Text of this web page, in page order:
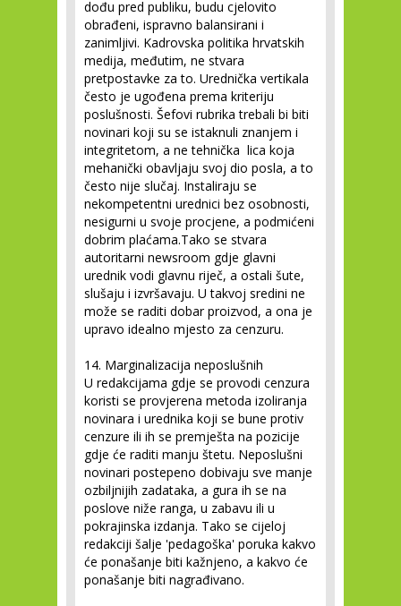
dođu pred publiku, budu cjelovito
obrađeni, ispravno balansirani i
zanimljivi. Kadrovska politika hrvatskih
medija, međutim, ne stvara
pretpostavke za to. Urednička vertikala
često je ugođena prema kriteriju
poslušnosti. Šefovi rubrika trebali bi biti
novinari koji su se istaknuli znanjem i
integritetom, a ne tehnička lica koja
mehanički obavljaju svoj dio posla, a to
često nije slučaj. Instaliraju se
nekompetentni urednici bez osobnosti,
nesigurni u svoje procjene, a podmićeni
dobrim plaćama.Tako se stvara
autoritarni newsroom gdje glavni
urednik vodi glavnu riječ, a ostali šute,
slušaju i izvršavaju. U takvoj sredini ne
može se raditi dobar proizvod, a ona je
upravo idealno mjesto za cenzuru.
14. Marginalizacija neposlušnih
U redakcijama gdje se provodi cenzura
koristi se provjerena metoda izoliranja
novinara i urednika koji se bune protiv
cenzure ili ih se premješta na pozicije
gdje će raditi manju štetu. Neposlušni
novinari postepeno dobivaju sve manje
ozbiljnijih zadataka, a gura ih se na
poslove niže ranga, u zabavu ili u
pokrajinska izdanja. Tako se cijeloj
redakciji šalje 'pedagoška' poruka kakvo
će ponašanje biti kažnjeno, a kakvo će
ponašanje biti nagrađivano.